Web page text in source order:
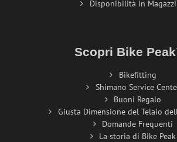
Disponibilità in
Scopri Bike
Bikefitting
Shimano Service
Buoni Regalo
Giusta Dimensione del Telaio
Domande Frequenti
La storia di Bike Peak